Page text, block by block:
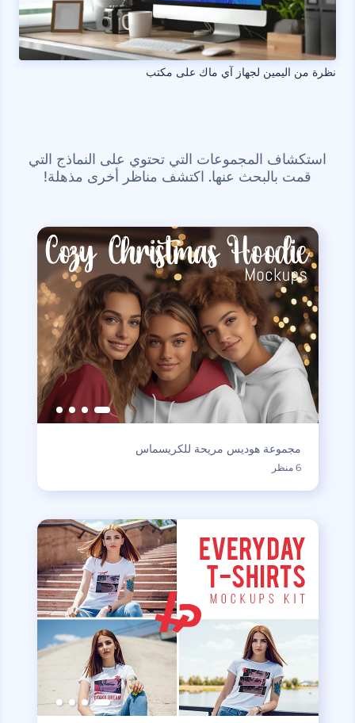
نظرة من اليمين لجهاز آي ماك على مكتب
استكشاف المجموعات التي تحتوي على النماذج التي
قمت بالبحث عنها. اكتشف مناظر أخرى مذهلة!
مجموعة هوديس مريحة للكريسماس
6 منظر